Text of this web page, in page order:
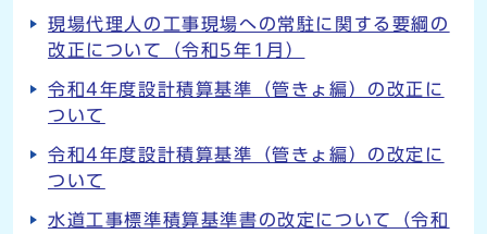
現場代理人の工事現場への常駐に関する要綱の
改正について（令和5年1月）
令和4年度設計積算基準（管きょ編）の改正に
ついて
令和4年度設計積算基準（管きょ編）の改定に
ついて
水道工事標準積算基準書の改定について（令和